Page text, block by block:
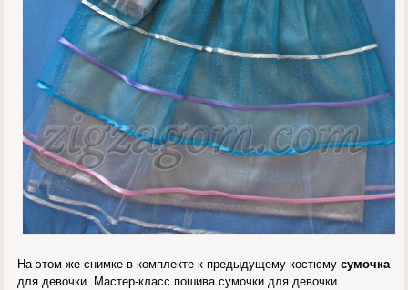
На этом же снимке в комплекте к предыдущему костюмусумочка
для девочки. Мастер-класс пошива сумочки для девочки